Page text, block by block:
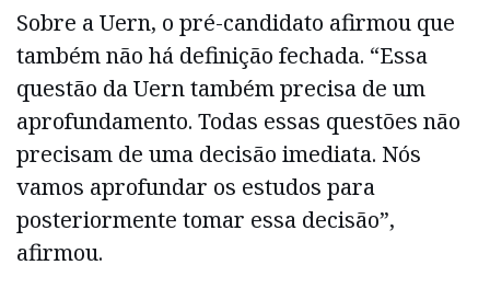
Sobre a Uern, o pré-candidato afirmou que
também não há definição fechada. “Essa
questão da Uern também precisa de um
aprofundamento. Todas essas questões não
precisam de uma decisão imediata. Nós
vamos aprofundar os estudos para
posteriormente tomar essa decisão”,
afirmou.